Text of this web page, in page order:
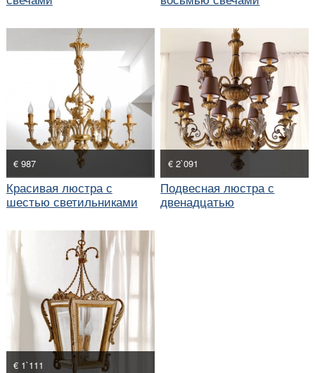
€ 987
Красивая люстра с
шестью светильниками
€ 2`091
Подвесная люстра с
двенадцатью
€ 1`111